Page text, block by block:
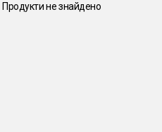
Продукти не знайдено